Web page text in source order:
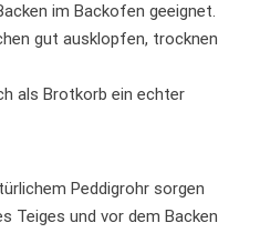
im Backofen geeignet.
gut ausklopfen, trocknen
als Brotkorb ein echter
Peddigrohr sorgen
Teiges und vor dem Backen